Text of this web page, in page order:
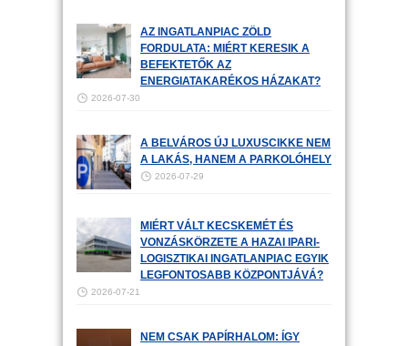
AZ INGATLANPIAC ZÖLD
FORDULATA: MIÉRT KERESIK A
BEFEKTETŐK AZ
ENERGIATAKARÉKOS HÁZAKAT?
2026-07-30
A BELVÁROS ÚJ LUXUSCIKKE NEM
A LAKÁS, HANEM A PARKOLÓHELY
2026-07-29
MIÉRT VÁLT KECSKEMÉT ÉS
VONZÁSKÖRZETE A HAZAI IPARI-
LOGISZTIKAI INGATLANPIAC EGYIK
LEGFONTOSABB KÖZPONTJÁVÁ?
2026-07-21
NEM CSAK PAPÍRHALOM: ÍGY